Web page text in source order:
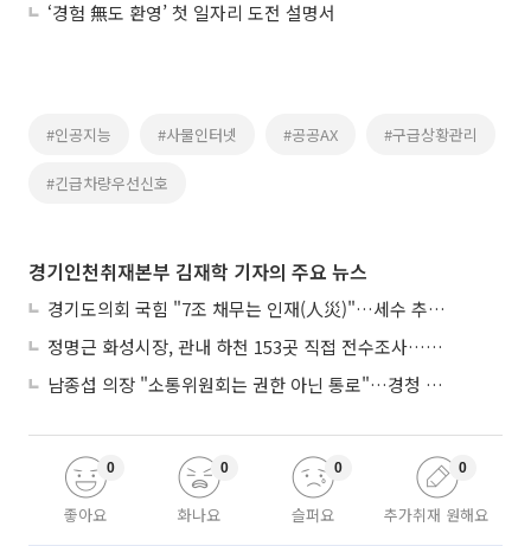
‘경험 無도 환영’ 첫 일자리 도전 설명서
#인공지능 #사물인터넷 #공공AX #구급상황관리
#긴급차량우선신호
경기인천취재본부 김재학 기자의 주요 뉴스
경기도의회 국힘 "7조 채무는 인재(人災)"…세수 추계 조작 의혹 제기
정명근 화성시장, 관내 하천 153곳 직접 전수조사…불법시설 정비
남종섭 의장 "소통위원회는 권한 아닌 통로"…경청 의회 만든다
좋아요
0
화나요
0
슬퍼요
0
추가취재 원해요
0